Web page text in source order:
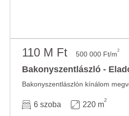
110 M Ft 500 000 Ft/m2
Bakonyszentlászló -
6 szoba 220 m
2